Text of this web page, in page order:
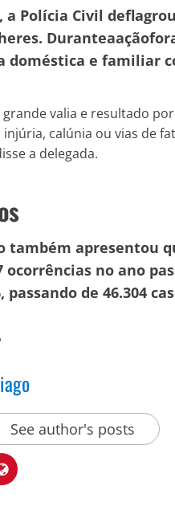
a Polícia Civil deflagrou
doméstica e familiar
grande valia e resultado
calúnia ou vias de
a delegada.
também apresentou
ocorrências no ano
de 46.304
See author's posts